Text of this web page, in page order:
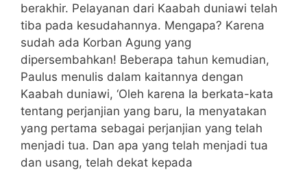
berakhir. Pelayanan dari Kaabah duniawi telah
tiba pada kesudahannya. Mengapa? Karena
sudah ada Korban Agung yang
dipersembahkan! Beberapa tahun kemudian,
Paulus menulis dalam kaitannya dengan
Kaabah duniawi, ‘Oleh karena Ia berkata-kata
tentang perjanjian yang baru, Ia menyatakan
yang pertama sebagai perjanjian yang telah
menjadi tua. Dan apa yang telah menjadi tua
dan usang, telah dekat kepada